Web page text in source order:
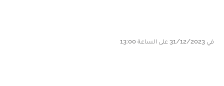
في 31/12/2023 على الساعة 13:00